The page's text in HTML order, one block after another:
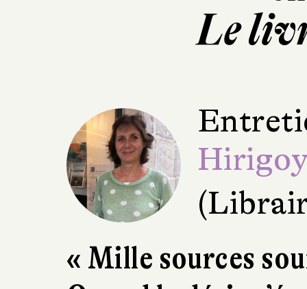
Le
« Mille sources